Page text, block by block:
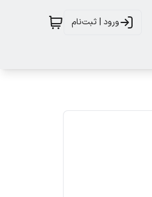
ورود | ثبت‌نام